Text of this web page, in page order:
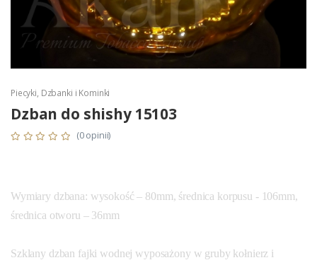
Piecyki, Dzbanki i Kominki
Dzban do shishy 15103
(0 opinii)
Wymiary dzbana: wysokość – 80mm, średnica korpusu - 106mm,
średnica otworu – 36mm
Szklany dzban fajki wodnej wyposażony w gruby kołnierz i